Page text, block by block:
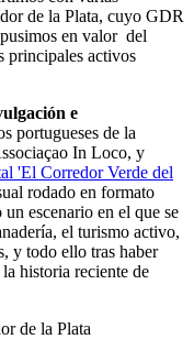
de la Plata, cuyo GDR
en valor del
principales activos
e
portugueses de la
In Loco, y
'El Corredor Verde del
rodado en formato
escenario en el que se
el turismo activo,
y todo ello tras haber
historia reciente de
de la Plata